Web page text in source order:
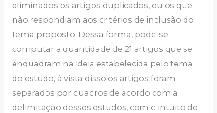
eliminados os artigos duplicados, ou os que
não respondiam aos critérios de inclusão do
tema proposto. Dessa forma, pode-se
computar a quantidade de 21 artigos que se
enquadram na ideia estabelecida pelo tema
do estudo, à vista disso os artigos foram
separados por quadros de acordo com a
delimitação desses estudos, com o intuito de